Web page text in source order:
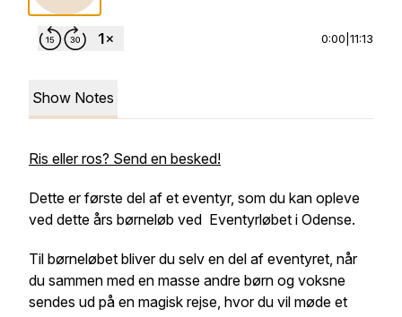
0:00 11:13
Show Notes
Ris eller ros? Send en besked!
Dette er første del af et eventyr, som du kan opleve
ved dette års børneløb ved Eventyrløbet i Odense.
Til børneløbet bliver du selv en del af eventyret, når
du sammen med en masse andre børn og voksne
sendes ud på en magisk rejse, hvor du vil møde et